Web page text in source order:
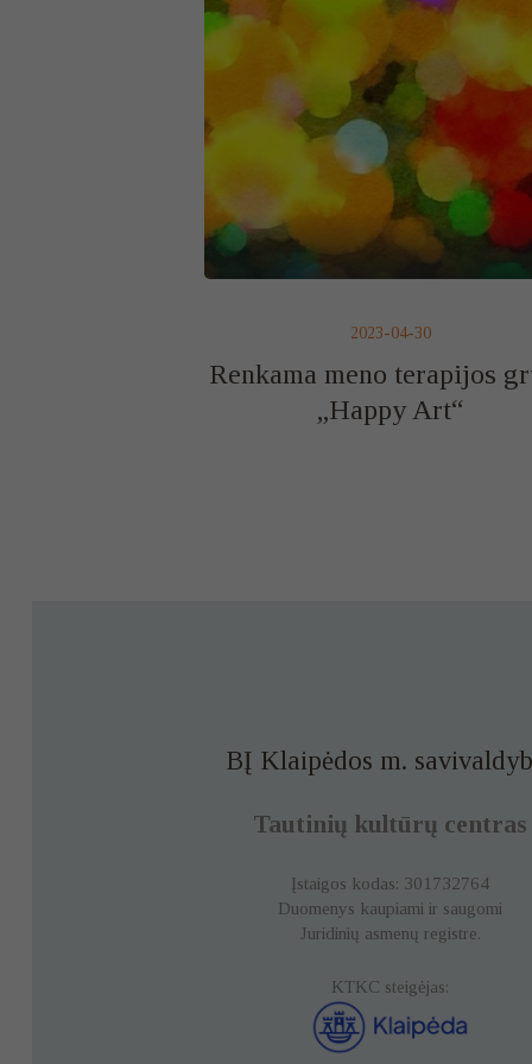
2023-04-30
Renkama meno terapijos
„Happy Art“
BĮ Klaipėdos m.
Tautinių kultūrų centras
Įstaigos kodas: 301732764
Duomenys kaupiami ir saugomi
Juridinių asmenų registre.
KTKC steigėjas: